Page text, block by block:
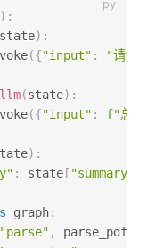
) :
state) :
({"input" : "请解析
(state) :
({"input" : f"总结
) :
: state [ "summary"
graph:
"parse" ,